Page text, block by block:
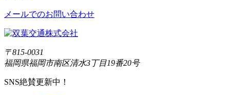
メールでのお問い合わせ
〒815-0031
福岡県福岡市南区清水3丁目19番20号
SNS絶賛更新中！